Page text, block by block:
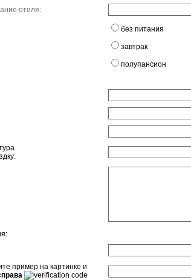
отеля:
без питания
завтрак
полупансион
пример на картинке и